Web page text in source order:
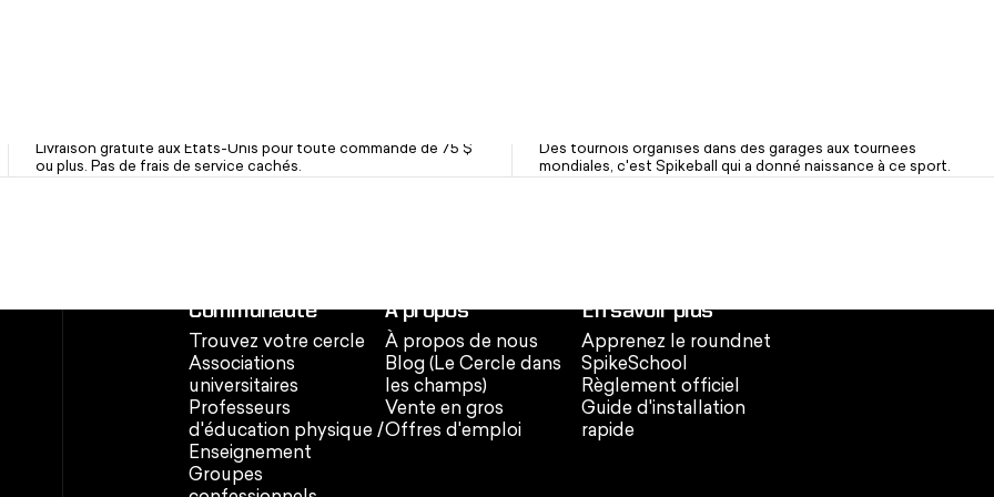
Livraison gratuite aux États-Unis pour toute commande de 75 $
ou plus. Pas de frais de service cachés.
Des tournois organisés dans des garages aux tournées
mondiales, c'est Spikeball qui a donné naissance à ce sport.
Communauté
Trouvez votre cercle
Associations
universitaires
Professeurs
d'éducation physique /
Enseignement
Groupes
À propos
À propos de nous
Blog (Le Cercle dans
les champs)
Vente en gros
Offres d'emploi
En savoir plus
Apprenez le roundnet
SpikeSchool
Règlement officiel
Guide d'installation
rapide